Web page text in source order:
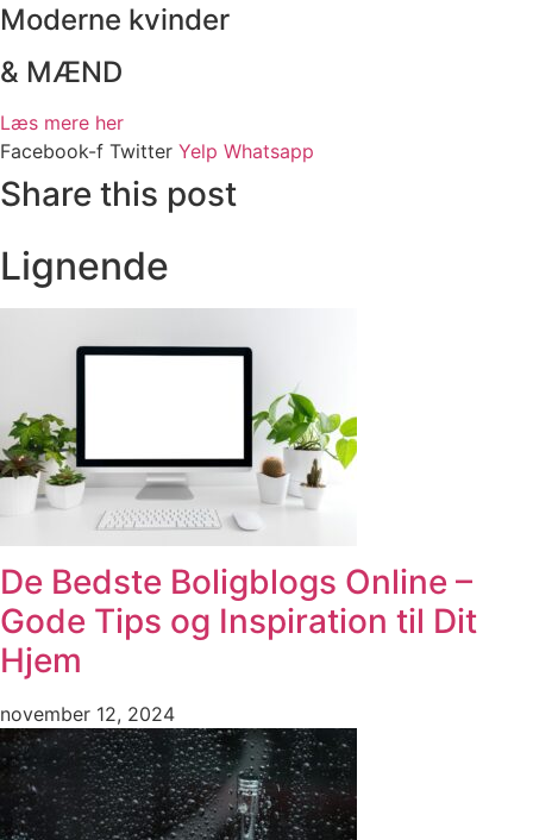
Moderne kvinder
& MÆND
Læs mere her
Facebook-f Twitter Yelp Whatsapp
Share this post
Lignende
De Bedste Boligblogs Online –
Gode Tips og Inspiration til Dit
Hjem
november 12, 2024